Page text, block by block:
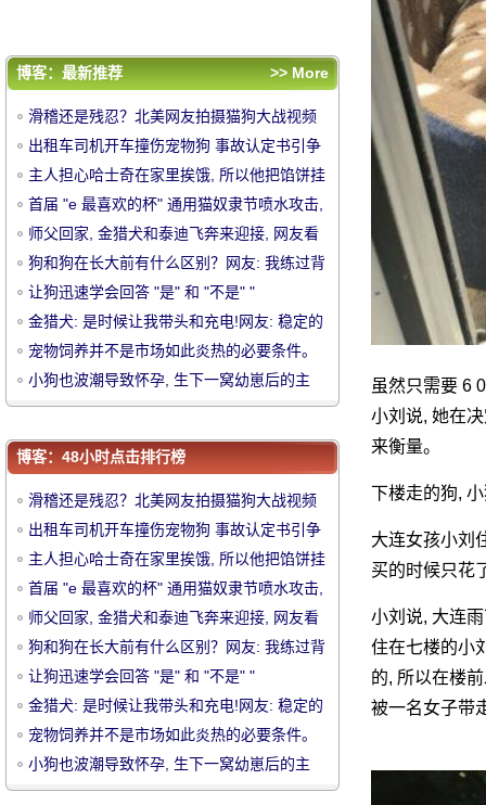
中
华
宠
虽然只需要 6
小刘说, 她在
来衡量。
下楼走的狗,
大连女孩小刘
买的时候只花
小刘说, 大连
住在七楼的小
的, 所以在楼
被一名女子带
人: 我想成为最富有的人吗？
评论排行
在第二个哈雷的脖子上。
首届 "e 最喜欢的杯" 通用猫奴隶节喷水攻
击, 明星帮助流行爆料的场景!
师父回家, 金猎犬和泰迪飞奔来迎接, 网友看
到愣: 泰迪这是要起飞吗？
狗和狗在长大前有什么区别？网友: 我练过
背心线了。
让狗迅速学会回答 "是" 和 "不是" "
金猎犬: 是时候让我带头和充电!网友: 稳定
的狗儿, 拉砰
宠物饲养并不是市场如此炎热的必要条件。
小狗也波潮导致怀孕, 生下一窝幼崽后的主
博客：最新推荐 >> More
滑稽还是残忍？北美网友拍摄猫狗大战视频
引争议
出租车司机开车撞伤宠物狗 事故认定书引争
议
主人担心哈士奇在家里挨饿, 所以他把馅饼挂
在第二个哈雷的脖子上。
首届 "e 最喜欢的杯" 通用猫奴隶节喷水攻击,
明星帮助流行爆料的场景!
师父回家, 金猎犬和泰迪飞奔来迎接, 网友看
到愣: 泰迪这是要起飞吗？
狗和狗在长大前有什么区别？网友: 我练过背
心线了。
让狗迅速学会回答 "是" 和 "不是" "
金猎犬: 是时候让我带头和充电!网友: 稳定的
狗儿, 拉砰
宠物饲养并不是市场如此炎热的必要条件。
小狗也波潮导致怀孕, 生下一窝幼崽后的主
人: 我想成为最富有的人吗？
博客：48小时点击排行榜
滑稽还是残忍？北美网友拍摄猫狗大战视频
引争议
出租车司机开车撞伤宠物狗 事故认定书引争
议
主人担心哈士奇在家里挨饿, 所以他把馅饼挂
在第二个哈雷的脖子上。
首届 "e 最喜欢的杯" 通用猫奴隶节喷水攻击,
明星帮助流行爆料的场景!
师父回家, 金猎犬和泰迪飞奔来迎接, 网友看
到愣: 泰迪这是要起飞吗？
狗和狗在长大前有什么区别？网友: 我练过背
心线了。
让狗迅速学会回答 "是" 和 "不是" "
金猎犬: 是时候让我带头和充电!网友: 稳定的
狗儿, 拉砰
宠物饲养并不是市场如此炎热的必要条件。
小狗也波潮导致怀孕, 生下一窝幼崽后的主
人: 我想成为最富有的人吗？